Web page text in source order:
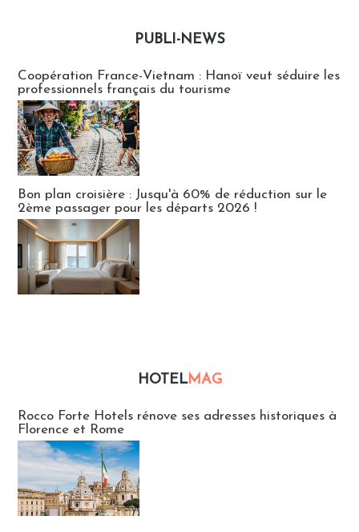
PUBLI-NEWS
Coopération France-Vietnam : Hanoï veut séduire les
professionnels français du tourisme
Bon plan croisière : Jusqu'à 60% de réduction sur le
2ème passager pour les départs 2026 !
HOTELMAG
Rocco Forte Hotels rénove ses adresses historiques à
Florence et Rome